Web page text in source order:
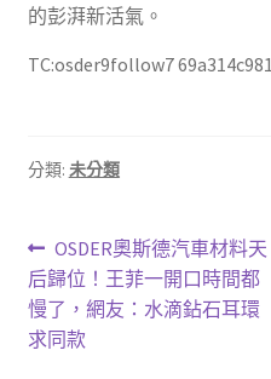
的彭湃新活氣。
TC:osder9follow7
分類: 未分類
文
章
導
上
一
篇
文
OSDER奧斯德汽車材料天
后歸位！王菲一開口時間都
慢了，網友：水滴鉆石耳環
求同款